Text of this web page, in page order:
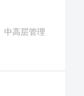
中高层管理